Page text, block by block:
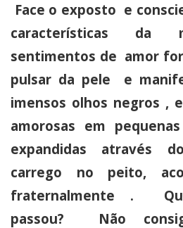
Face o exposto e
características da
sentimentos de amor
pulsar da pele e
imensos olhos negros ,
amorosas em
expandidas através
carrego no peito,
fraternalmente .
passou? Não